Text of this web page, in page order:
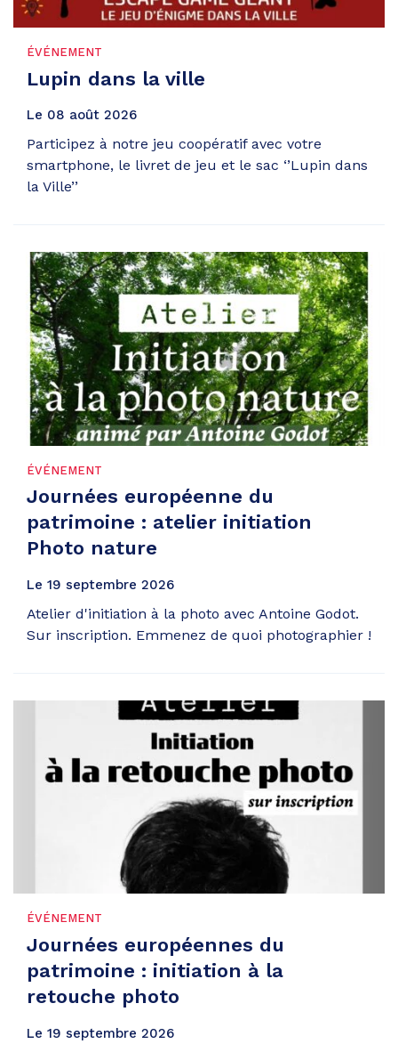
ÉVÉNEMENT
Lupin dans la ville
Le 08 août 2026
Participez à notre jeu coopératif avec votre
smartphone, le livret de jeu et le sac ‘’Lupin dans
la Ville’’
ÉVÉNEMENT
Journées européenne du
patrimoine : atelier initiation
Photo nature
Le 19 septembre 2026
Atelier d'initiation à la photo avec Antoine Godot.
Sur inscription. Emmenez de quoi photographier !
ÉVÉNEMENT
Journées européennes du
patrimoine : initiation à la
retouche photo
Le 19 septembre 2026